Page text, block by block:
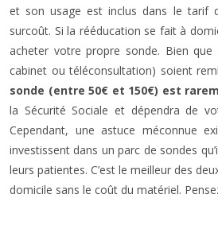
et son usage est inclus dans le tarif
surcoût. Si la rééducation se fait à
acheter votre propre sonde. Bien que
cabinet ou téléconsultation) soient
sonde (entre 50€ et 150€) est
la Sécurité Sociale et dépendra de
Cependant, une astuce méconnue
investissent dans un parc de sondes
leurs patientes. C’est le meilleur des
domicile sans le coût du matériel.